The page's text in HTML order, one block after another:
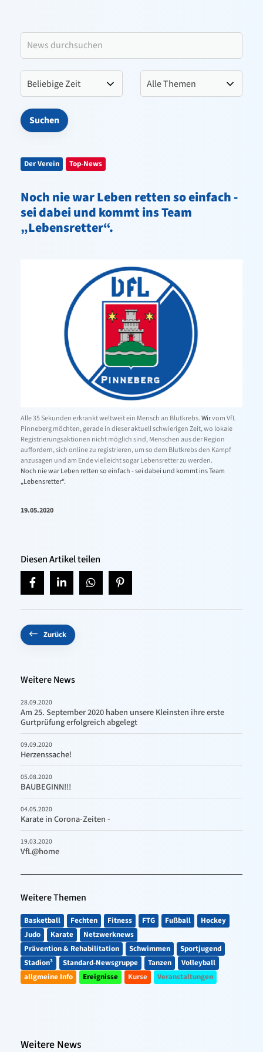
Der Verein Top-News
Noch nie war Leben retten so einfach -
sei dabei und kommt ins Team
„Lebensretter“.
Alle 35 Sekunden erkrankt weltweit ein Mensch an Blutkrebs.Wirvom VfL
Pinneberg möchten, gerade in dieser aktuell schwierigen Zeit, wo lokale
Registrierungsaktionen nicht möglich sind, Menschen aus der Region
auffordern, sich online zu registrieren, um so dem Blutkrebs den Kampf
anzusagen und am Ende vielleicht sogar Lebensretter zu werden.
Noch nie war Leben retten so einfach - sei dabei und kommt ins Team
„Lebensretter“.
19.05.2020
Diesen Artikel teilen
Zurück
Weitere News
28.09.2020
Am 25. September 2020 haben unsere Kleinsten ihre erste
Gurtprüfung erfolgreich abgelegt
09.09.2020
Herzenssache!
05.08.2020
BAUBEGINN!!!
04.05.2020
Karate in Corona-Zeiten -
19.03.2020
VfL@home
Weitere Themen
Basketball Fechten Fitness FTG Fußball
Hockey
Judo
Karate
Netzwerknews
Prävention & Rehabilitation
Schwimmen
Sportjugend
Stadion³
Standard-Newsgruppe Tanzen
Volleyball
allgmeine Info
Ereignisse Kurse Veranstaltungen
Weitere News
Sportangebote
Kontakt